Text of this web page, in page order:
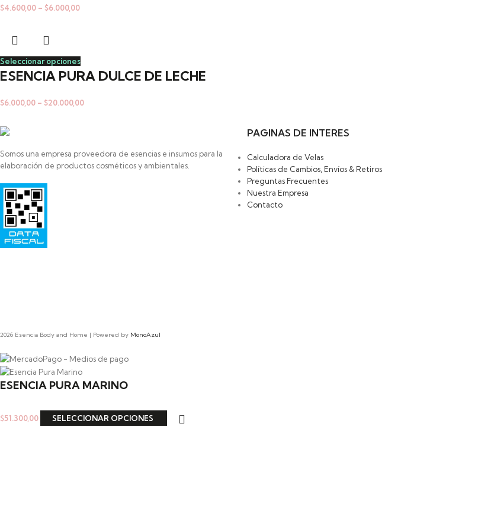
$4.600,00 – $6.000,00
Seleccionar opciones
ESENCIA PURA DULCE DE LECHE
$6.000,00 – $20.000,00
Somos una empresa proveedora de esencias e insumos para la
elaboración de productos cosméticos y ambientales.
PAGINAS DE INTERES
Calculadora de Velas
Políticas de Cambios, Envíos & Retiros
Preguntas Frecuentes
Nuestra Empresa
Contacto
2026 Esencia Body and Home | Powered by MonoAzul
ESENCIA PURA MARINO
$51.300,00 SELECCIONAR OPCIONES